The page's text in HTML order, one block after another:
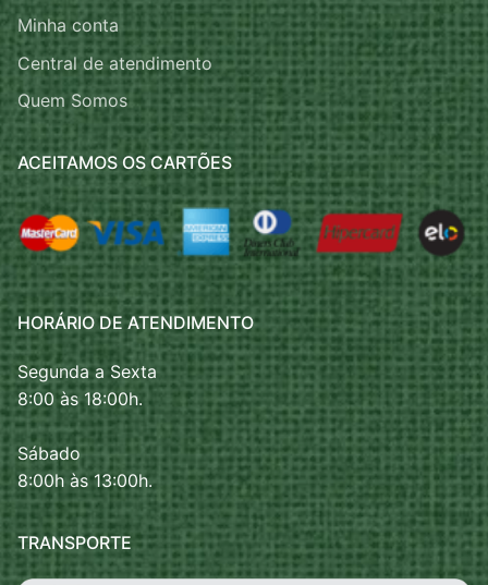
Minha conta
Central de atendimento
Quem Somos
ACEITAMOS OS CARTÕES
HORÁRIO DE ATENDIMENTO
Segunda a Sexta
8:00 às 18:00h.
Sábado
8:00h às 13:00h.
TRANSPORTE